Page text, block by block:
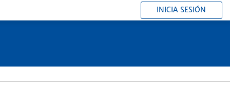
INICIA SESIÓN